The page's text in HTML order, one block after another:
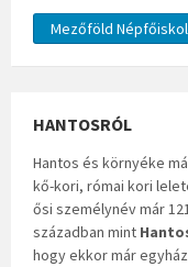
Mezőföld
HANTOSRÓL
Hantos és környéke
kő-kori, római kori
ősi személynév már
században mint
hogy ekkor már